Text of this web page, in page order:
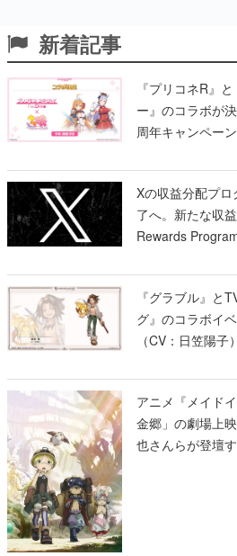
新着記事
『プリコネR』
ー』のコラボが
周年キャンペー
Xの収益分配プ
了へ。新たな収
Rewards
『グラブル』と
グ』のコラボイ
（CV：日笠陽
アニメ『メイド
金郷」の劇場上
也さんらが登壇